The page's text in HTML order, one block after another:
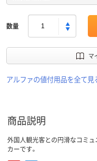
数量
マ
アルファの値付用品を全て見
商品説明
外国人観光客との円滑なコミ
カーです。